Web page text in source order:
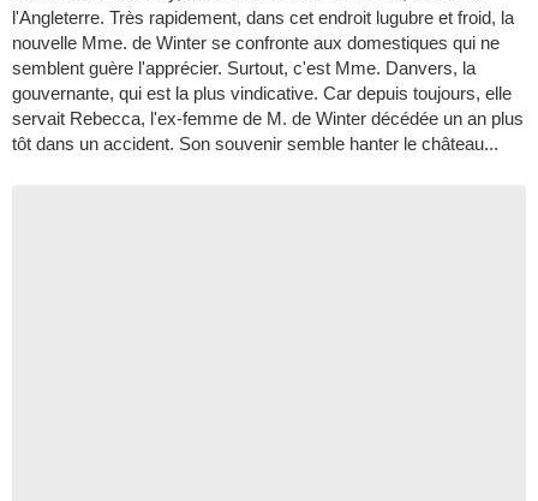
l'Angleterre. Très rapidement, dans cet endroit lugubre et froid, la
nouvelle Mme. de Winter se confronte aux domestiques qui ne
semblent guère l'apprécier. Surtout, c'est Mme. Danvers, la
gouvernante, qui est la plus vindicative. Car depuis toujours, elle
servait Rebecca, l'ex-femme de M. de Winter décédée un an plus
tôt dans un accident. Son souvenir semble hanter le château...